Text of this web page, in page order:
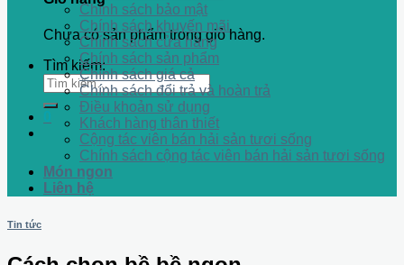
Chưa có sản phẩm trong giỏ hàng.
Tìm kiếm:
Chính sách bảo mật
Chính sách khuyến mãi
Chính sách cửa hàng
Chính sách sản phẩm
Chính sách giá cả
Chính sách đổi trả và hoàn trả
Điều khoản sử dụng
Khách hàng thân thiết
Cộng tác viên bán hải sản tươi sống
Chính sách cộng tác viên bán hải sản tươi sống
Món ngon
Liên hệ
Tin tức